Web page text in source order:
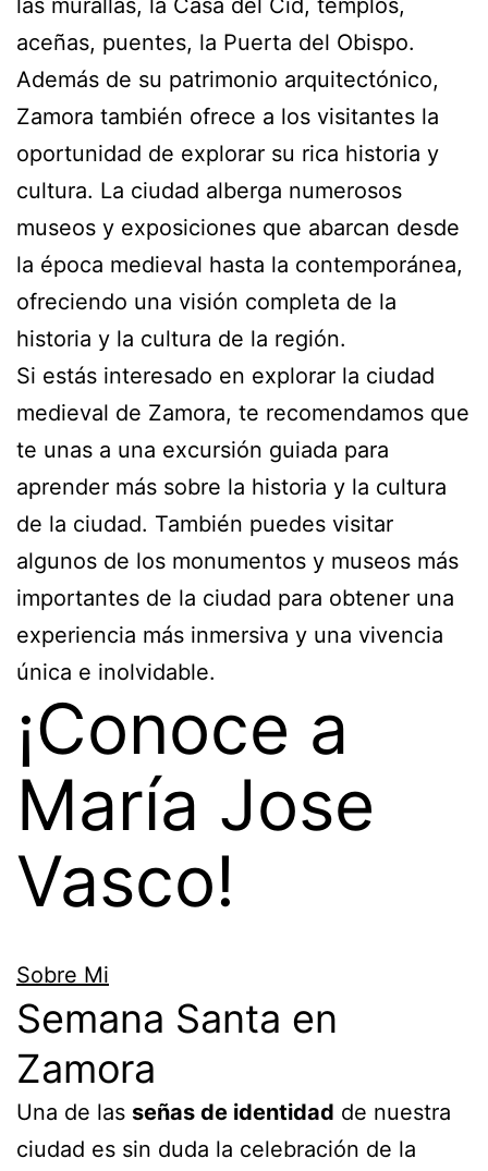
las murallas, la Casa del Cid, templos,
aceñas, puentes, la Puerta del Obispo.
Además de su patrimonio arquitectónico,
Zamora también ofrece a los visitantes la
oportunidad de explorar su rica historia y
cultura. La ciudad alberga numerosos
museos y exposiciones que abarcan desde
la época medieval hasta la contemporánea,
ofreciendo una visión completa de la
historia y la cultura de la región.
Si estás interesado en explorar la ciudad
medieval de Zamora, te recomendamos que
te unas a una excursión guiada para
aprender más sobre la historia y la cultura
de la ciudad. También puedes visitar
algunos de los monumentos y museos más
importantes de la ciudad para obtener una
experiencia más inmersiva y una vivencia
única e inolvidable.
¡Conoce a
María Jose
Vasco!
Sobre Mi
Semana Santa en
Zamora
Una de las señas de identidad de nuestra
ciudad es sin duda la celebración de la